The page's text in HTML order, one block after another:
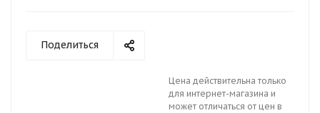
Поделиться
Цена действительна только
для интернет-магазина и
может отличаться от цен в